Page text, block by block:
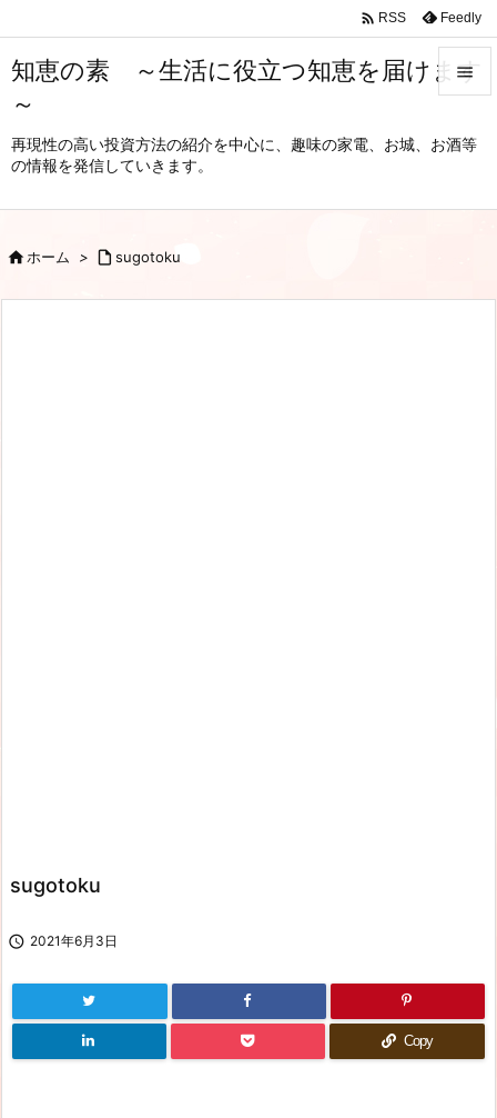
知恵の素 ～生活に役立つ知恵を届けます
～
再現性の高い投資方法の紹介を中心に、趣味の家電、お城、お酒等
の情報を発信していきます。

メニュ
 RSS Feedly
ホーム >  sugotoku
sugotoku
 2021年6月3日
Copy